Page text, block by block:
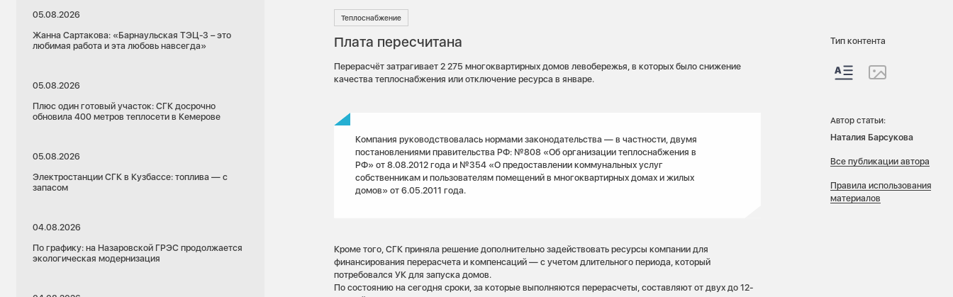
05.08.2026
Жанна Сартакова: «Барнаульская ТЭЦ-3 – это
любимая работа и эта любовь навсегда»
05.08.2026
Плюс один готовый участок: СГК досрочно
обновила 400 метров теплосети в Кемерове
05.08.2026
Электростанции СГК в Кузбассе: топлива — с
запасом
04.08.2026
По графику: на Назаровской ГРЭС продолжается
экологическая модернизация
Теплоснабжение
Плата пересчитана
Перерасчёт затрагивает 2 275 многоквартирных домов левобережья, в которых было снижение
качества теплоснабжения или отключение ресурса в январе.
Компания руководствовалась нормами законодательства — в частности, двумя
постановлениями правительства РФ: №808 «Об организации теплоснабжения в
РФ» от 8.08.2012 года и №354 «О предоставлении коммунальных услуг
собственникам и пользователям помещений в многоквартирных домах и жилых
домов» от 6.05.2011 года.
Кроме того, СГК приняла решение дополнительно задействовать ресурсы компании для
финансирования перерасчета и компенсаций — с учетом длительного периода, который
потребовался УК для запуска домов.
По состоянию на сегодня сроки, за которые выполняются перерасчеты, составляют от двух до 12-
Тип контента
Автор статьи:
Наталия Барсукова
Все публикации автора
Правила использования
материалов